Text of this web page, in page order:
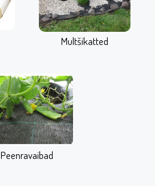
Multšikatted
Peenravaibad